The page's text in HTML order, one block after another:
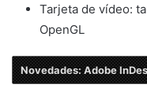
Tarjeta de vídeo:
OpenGL
Novedades: Adobe